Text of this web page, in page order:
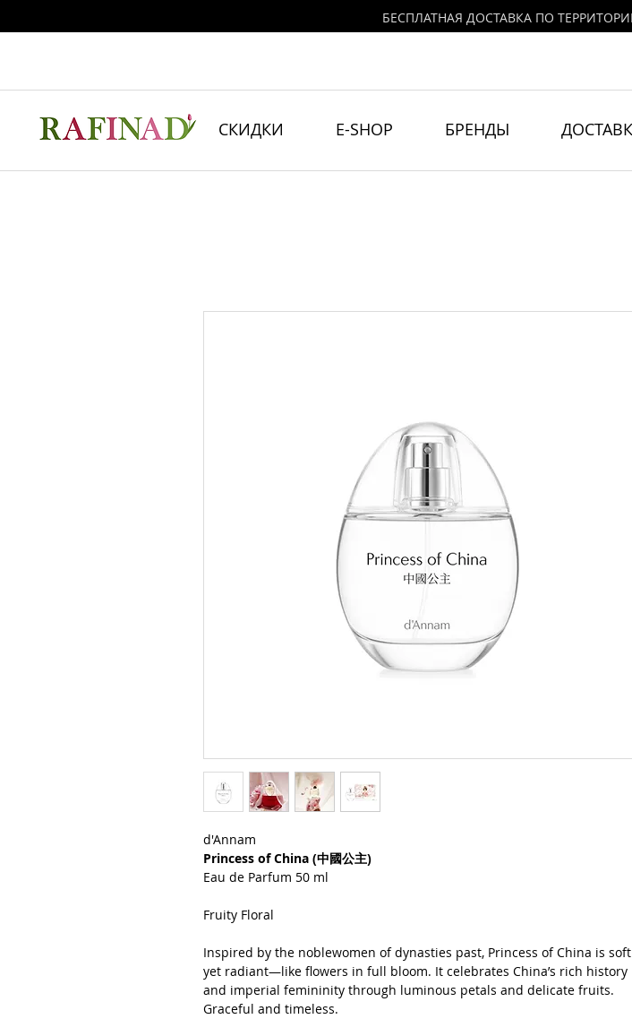
БЕСПЛАТНАЯ ДОСТАВКА ПО
СКИДКИ E-SHOP БРЕНДЫ
d'Annam
Princess of China (中國公主)
Eau de Parfum 50 ml
Fruity Floral
Inspired by the noblewomen of dynasties past, Princess of China is soft
yet radiant—like flowers in full bloom. It celebrates China’s rich history
and imperial femininity through luminous petals and delicate fruits.
Graceful and timeless.